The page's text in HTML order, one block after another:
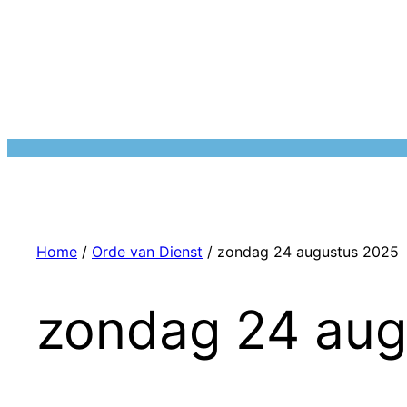
Home / Orde van Dienst / zondag 24 augustus 2025
zondag 24